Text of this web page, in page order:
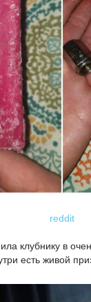
reddit
клубнику в
есть живой